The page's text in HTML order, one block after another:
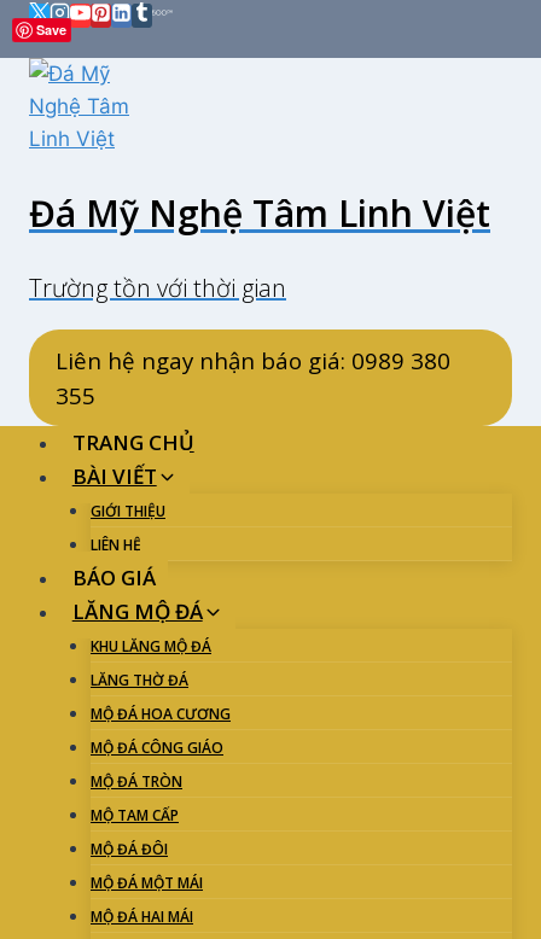
Skip
to
content
Đá Mỹ Nghệ Tâm Linh Việt
Trường tồn với thời gian
Liên hệ ngay nhận báo giá: 0989 380
355
TRANG CHỦ
BÀI VIẾT
GIỚI THIỆU
LIÊN HỆ
BÁO GIÁ
LĂNG MỘ ĐÁ
KHU LĂNG MỘ ĐÁ
LĂNG THỜ ĐÁ
MỘ ĐÁ HOA CƯƠNG
MỘ ĐÁ CÔNG GIÁO
MỘ ĐÁ TRÒN
MỘ TAM CẤP
MỘ ĐÁ ĐÔI
MỘ ĐÁ MỘT MÁI
MỘ ĐÁ HAI MÁI
Save